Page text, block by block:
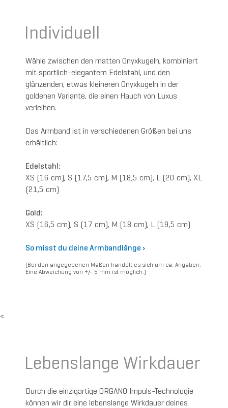
Individuell
Wähle zwischen den matten Onyxkugeln, kombiniert
mit sportlich-elegantem Edelstahl, und den
glänzenden, etwas kleineren Onyxkugeln in der
goldenen Variante, die einen Hauch von Luxus
verleihen.
Das Armband ist in verschiedenen Größen bei uns
erhältlich:
Edelstahl:
XS (16 cm), S (17,5 cm), M (18,5 cm), L (20 cm), XL
(21,5 cm)
Gold:
XS (16,5 cm), S (17 cm), M (18 cm), L (19,5 cm)
So misst du deine Armbandlänge ›
(Bei den angegebenen Maßen handelt es sich um ca. Angaben.
Eine Abweichung von +/- 5 mm ist möglich.)
<
Lebenslange Wirkdauer
Durch die einzigartige ORGANO Impuls-Technologie
können wir dir eine lebenslange Wirkdauer deines